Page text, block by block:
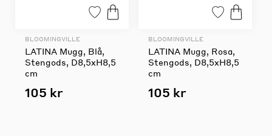
BLOOMINGVILLE
LATINA Mugg, Blå,
Stengods, D8,5xH8,5
cm
105 kr
BLOOMINGVILLE
LATINA Mugg, Rosa,
Stengods, D8,5xH8,5
cm
105 kr